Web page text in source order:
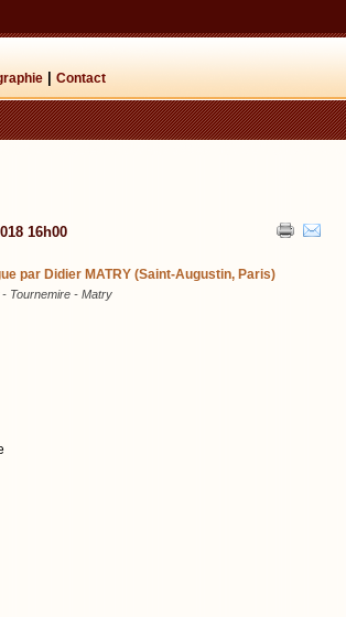
Contact
16h00
par Didier MATRY (Saint-Augustin, Paris)
Tournemire - Matry